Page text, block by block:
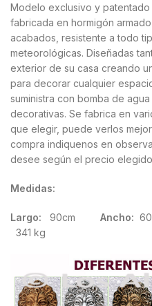
Modelo exclusivo y
fabricada en hormigón
acabados, resistente a todo
meteorológicas. Diseñadas
exterior de su casa creando
para decorar cualquier
suministra con bomba de
decorativas. Se fabrica en
que elegir, puede verlos
compra indiquenos en
desee según el precio
Medidas:
Largo: 90cm Ancho:
341 kg